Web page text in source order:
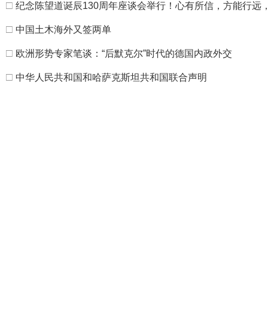
□ 纪念陈望道诞辰130周年座谈会举行！心有所信，方能行远
□ 中国土木海外又签两单
□ 欧洲形势专家笔谈：“后默克尔”时代的德国内政外交
□ 中华人民共和国和哈萨克斯坦共和国联合声明